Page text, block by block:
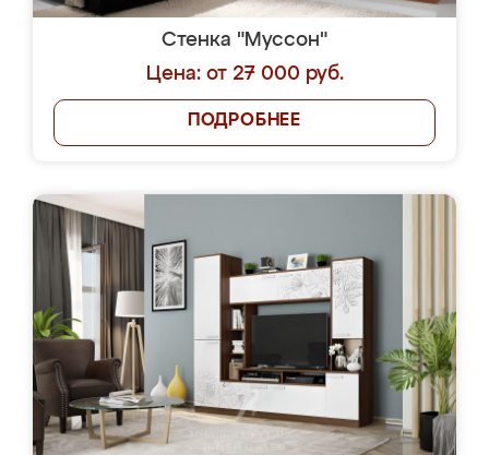
Стенка "Муссон"
Цена: от 27 000 руб.
ПОДРОБНЕЕ